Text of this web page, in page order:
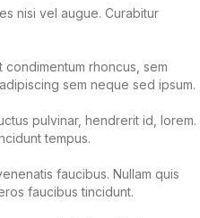
nisi vel augue. Curabitur
rhoncus, sem
sem neque sed ipsum.
pulvinar, hendrerit id, lorem.
tempus.
faucibus. Nullam quis
faucibus tincidunt.